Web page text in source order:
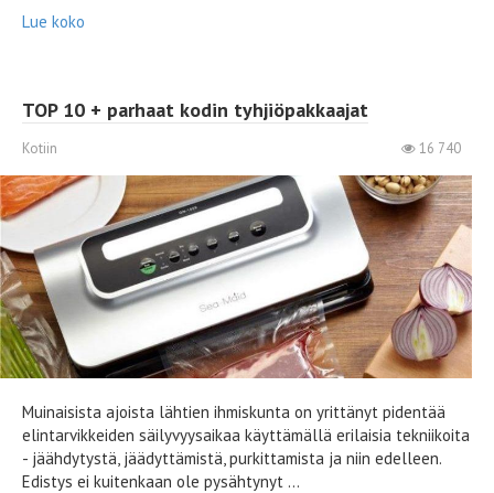
Lue koko
TOP 10 + parhaat kodin tyhjiöpakkaajat
Kotiin 16 740
Muinaisista ajoista lähtien ihmiskunta on yrittänyt pidentää
elintarvikkeiden säilyvyysaikaa käyttämällä erilaisia ​​tekniikoita
- jäähdytystä, jäädyttämistä, purkittamista ja niin edelleen.
Edistys ei kuitenkaan ole pysähtynyt ...